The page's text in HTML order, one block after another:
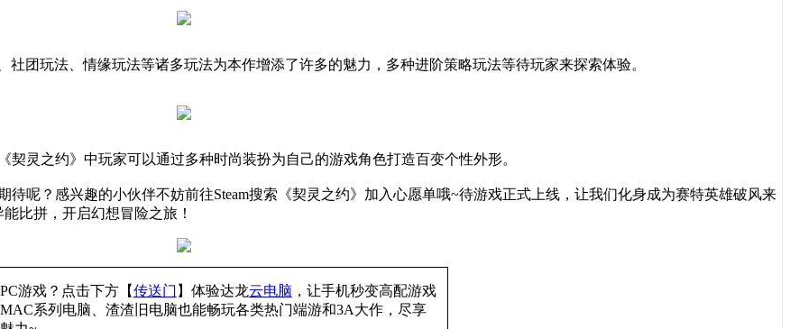
团玩法、情缘玩法等诸多玩法为本作增添了许多的魅力，多种进阶策略玩法等待玩家来探索体验。
灵之约》中玩家可以通过多种时尚装扮为自己的游戏角色打造百变个性外形。
呢？感兴趣的小伙伴不妨前往Steam搜索《契灵之约》加入心愿单哦~待游戏正式上线，让我们化身成为赛特英雄破风来
比拼，开启幻想冒险之旅！
游戏？点击下方【传送门 】 体验达龙云电脑 ，让手机秒变高配游戏
MAC系列电脑、 渣渣旧电脑也能畅玩各类热门端游和3A大作， 尽享